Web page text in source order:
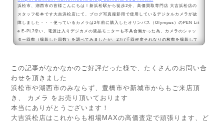
浜松市、湖西市の皆様こんにちは！新浜松駅から徒歩2分、高価買取専門店 大吉浜松店の
スタッフ松本です大吉浜松店にて、ブログ写真撮影用で使用しているデジタルカメラが故
障しました・・・使っているカメラは2年前に購入したオリンパス（Olympus）のPEN Lit
e E-PL7幸い、電源は入りデジカメの液晶モニターも不具合無かった為、カメラのシャッ
ター回数（撮影した回数）を調べてみましたが、2万7千回程度それなりの枚数を撮影して
この記事がなかなかのご好評だった様で、たくさんのお問い合
わせを頂きました
浜松市や湖西市のみならず、豊橋市や新城市からもご来店頂
き、 カメラ をお売り頂いております
本当にありがとうございます！
大吉浜松店はこれからも相場MAXの高価査定で頑張ります、ど